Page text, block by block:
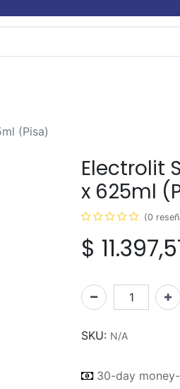
(Pisa)
Electrolit
x 625ml
(0
$
SKU: N/A
30-day